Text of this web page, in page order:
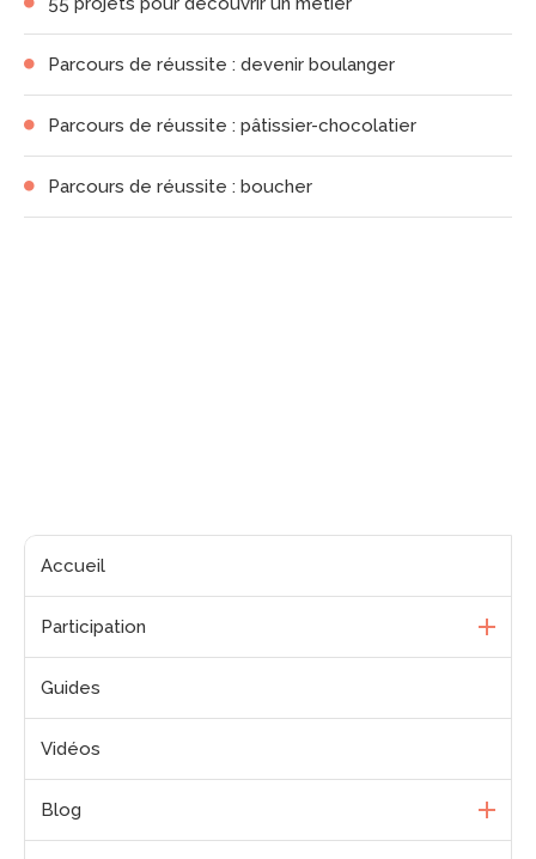
Parcours de réussite : devenir boulanger
Parcours de réussite : pâtissier-chocolatier
Parcours de réussite : boucher
Accueil
Participation
Guides
Vidéos
Blog